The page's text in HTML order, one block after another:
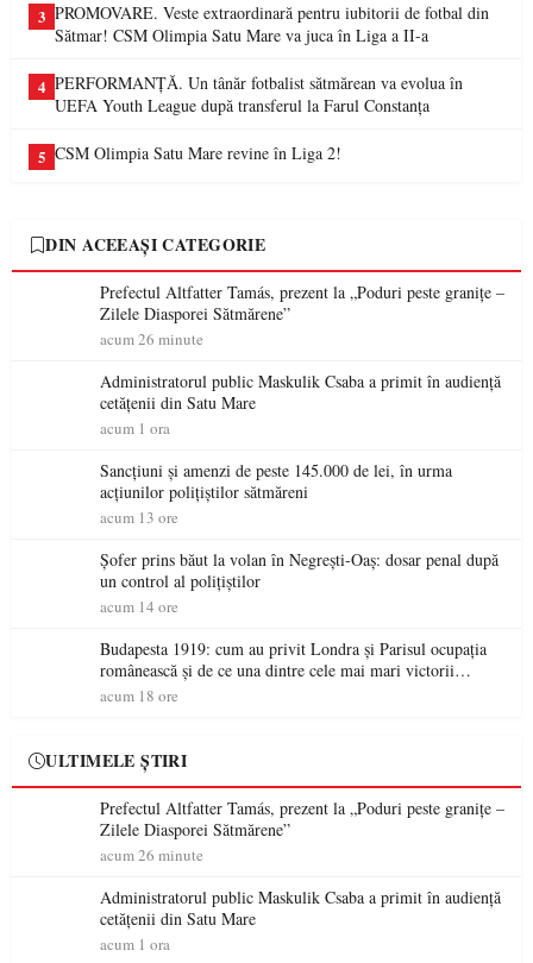
3 PROMOVARE. Veste extraordinară pentru iubitorii de fotbal din
Sătmar! CSM Olimpia Satu Mare va juca în Liga a II-a
4 PERFORMANȚĂ. Un tânăr fotbalist sătmărean va evolua în
UEFA Youth League după transferul la Farul Constanța
5 CSM Olimpia Satu Mare revine în Liga 2!
DIN ACEEAȘI CATEGORIE
Prefectul Altfatter Tamás, prezent la „Poduri peste granițe –
Zilele Diasporei Sătmărene”
acum 26 minute
Administratorul public Maskulik Csaba a primit în audiență
cetățenii din Satu Mare
acum 1 ora
Sancțiuni și amenzi de peste 145.000 de lei, în urma
acțiunilor polițiștilor sătmăreni
acum 13 ore
Șofer prins băut la volan în Negrești-Oaș: dosar penal după
un control al polițiștilor
acum 14 ore
Budapesta 1919: cum au privit Londra și Parisul ocupația
românească și de ce una dintre cele mai mari victorii
militare ale României a devenit o controversă diplomatică
acum 18 ore
ULTIMELE ȘTIRI
Prefectul Altfatter Tamás, prezent la „Poduri peste granițe –
Zilele Diasporei Sătmărene”
acum 26 minute
Administratorul public Maskulik Csaba a primit în audiență
cetățenii din Satu Mare
acum 1 ora